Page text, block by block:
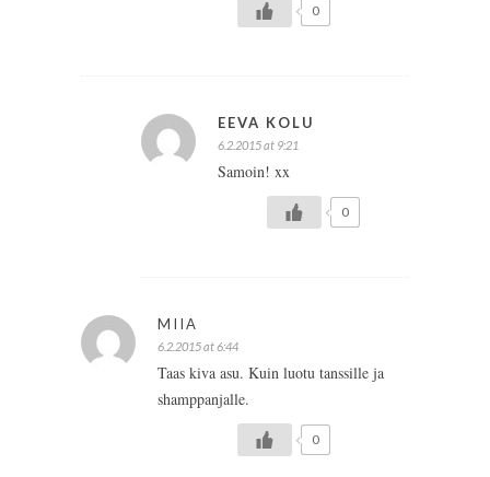
0
EEVA KOLU
6.2.2015 at 9:21
Samoin! xx
0
MIIA
6.2.2015 at 6:44
Taas kiva asu. Kuin luotu tanssille ja
shamppanjalle.
0